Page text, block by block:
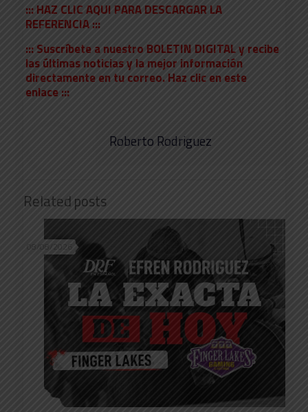
::: HAZ CLIC AQUI PARA DESCARGAR LA
REFERENCIA :::
::: Suscríbete a nuestro BOLETIN DIGITAL y recibe
las últimas noticias y la mejor información
directamente en tu correo. Haz clic en este
enlace :::
Roberto Rodriguez
Related posts
08/08/2026